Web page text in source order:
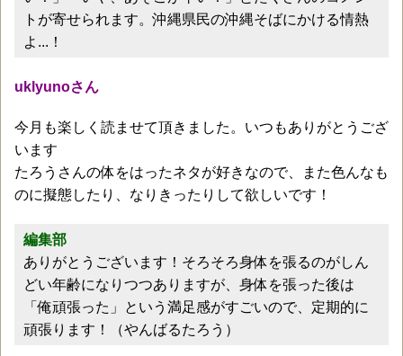
トが寄せられます。沖縄県民の沖縄そばにかける情熱
よ...！
uklyunoさん
今月も楽しく読ませて頂きました。いつもありがとうござ
います
たろうさんの体をはったネタが好きなので、また色んなも
のに擬態したり、なりきったりして欲しいです！
編集部
ありがとうございます！そろそろ身体を張るのがしん
どい年齢になりつつありますが、身体を張った後は
「俺頑張った」という満足感がすごいので、定期的に
頑張ります！（やんばるたろう）